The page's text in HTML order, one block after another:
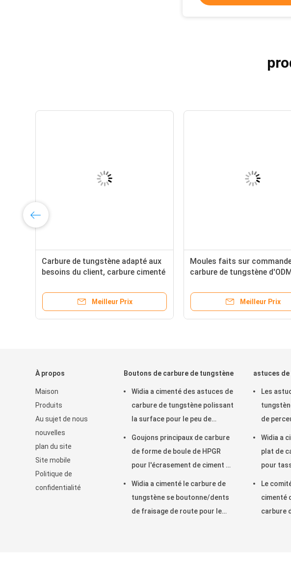
Carbure de tungstène adapté aux
besoins du client, carbure cimenté
travail, cobalt
Meilleur Prix
Moules faits sur
carbure de tungstène
pièces résistantes à l'usure
Meilleur Prix
À propos
Maison
Produits
Au sujet de nous
nouvelles
plan du site
Site mobile
Politique de
confidentialité
Boutons de carbure de tungstène
Widia a cimenté des astuces de
carbure de tungstène polissant
la surface pour le peu de
Goujons principaux de carbure
de forme de boule de HPGR
pour l'écrasement de ciment et
Widia a cimenté le carbure de
tungstène se boutonne/dents
de fraisage de route pour le
astuces
Les
de
Widia a
plat de
pour
Le
cimenté
carbure